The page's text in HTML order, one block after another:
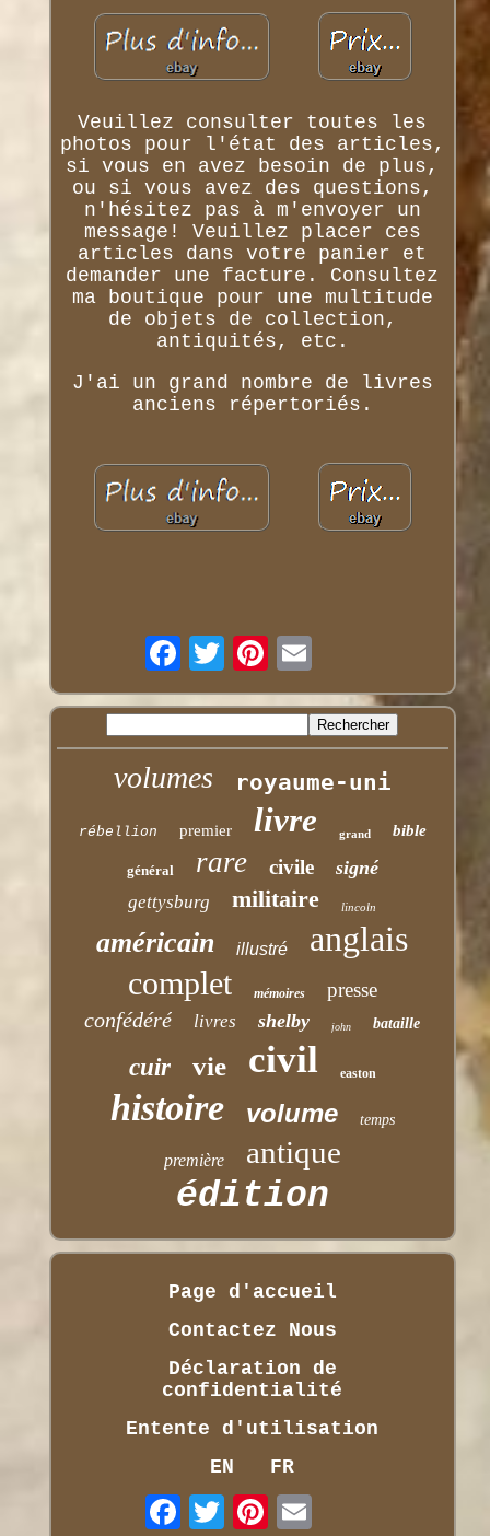
Veuillez consulter toutes les
photos pour l'état des articles,
si vous en avez besoin de plus,
ou si vous avez des questions,
n'hésitez pas à m'envoyer un
message! Veuillez placer ces
articles dans votre panier et
demander une facture. Consultez
ma boutique pour une multitude
de objets de collection,
antiquités, etc.
J'ai un grand nombre de livres
anciens répertoriés.
volumes royaume-uni
rébellion premier livre grand bible
général rare civile signé
gettysburg militaire lincoln
américain illustré anglais
complet mémoires presse
confédéré livres shelby john bataille
cuir vie civil easton
histoire volume temps
première antique
édition
Page d'accueil
Contactez Nous
Déclaration de
confidentialité
Entente d'utilisation
EN
FR